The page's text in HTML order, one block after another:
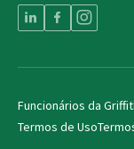
Funcionários da
Termos de Uso